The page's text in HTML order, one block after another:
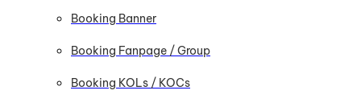
Booking Banner
Booking Fanpage / Group
Booking KOLs / KOCs